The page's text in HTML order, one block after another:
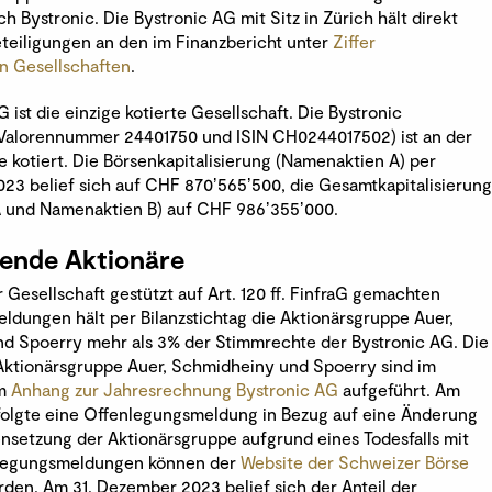
Bystronic. Die Bystronic AG mit Sitz in Zürich hält direkt
an den im Finanzbericht unter Ziffer
Gesellschaften.
ist die einzige kotierte Gesellschaft. Die Bystronic
24401750 und ISIN CH0244017502) ist an der
kotiert. Die Börsenkapitalisierung (Namenaktien A) per
belief sich auf CHF 870ʼ565ʼ500, die Gesamtkapitalisierung
Namenaktien B) auf CHF 986ʼ355ʼ000.
Aktionäre
Gesellschaft gestützt auf Art. 120 ff. FinfraG gemachten
hält per Bilanzstichtag die Aktionärsgruppe Auer,
Spoerry mehr als 3% der Stimmrechte der Bystronic AG. Die
Auer, Schmidheiny und Spoerry sind im
Anhang zur Jahresrechnung Bystronic AG aufgeführt. Am
eine Offenlegungsmeldung in Bezug auf eine Änderung
der Aktionärsgruppe aufgrund eines Todesfalls mit
können der Website der Schweizer Börse
Am 31. Dezember 2023 belief sich der Anteil der